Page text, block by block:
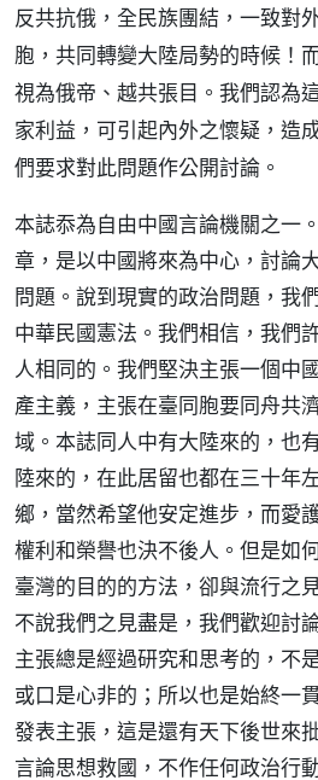
反共抗俄，全民族團結，一致對
胞，共同轉變大陸局勢的時候！
視為俄帝、越共張目。我們認為
家利益，可引起內外之懷疑，造
們要求對此問題作公開討論。
本誌忝為自由中國言論機關之一
章，是以中國將來為中心，討論
問題。說到現實的政治問題，我
中華民國憲法。我們相信，我們
人相同的。我們堅決主張一個中
產主義，主張在臺同胞要同舟共
域。本誌同人中有大陸來的，也
陸來的，在此居留也都在三十年
鄉，當然希望他安定進步，而愛
權利和榮譽也決不後人。但是如
臺灣的目的的方法，卻與流行之
不說我們之見盡是，我們歡迎討
主張總是經過研究和思考的，不
或口是心非的；所以也是始終一
發表主張，這是還有天下後世來
言論思想救國，不作任何政治行